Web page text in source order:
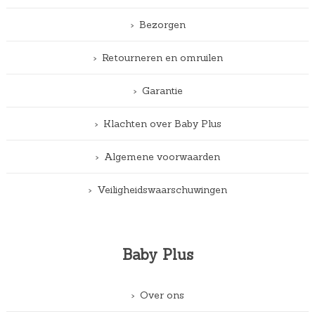
Bezorgen
Retourneren en omruilen
Garantie
Klachten over Baby Plus
Algemene voorwaarden
Veiligheidswaarschuwingen
Baby Plus
Over ons